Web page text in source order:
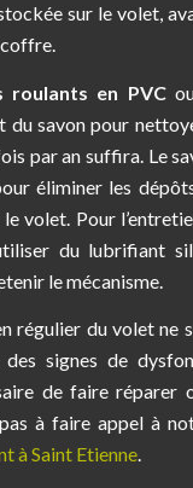
sur le volet,
roulants en PVCou
du savon pour
par an suffira. Le
éliminer les
volet. Pour
du lubrifiant
le mécanisme.
régulier du volet ne
des signes de
de faire réparer
à faire appel à
à Saint Etienne.